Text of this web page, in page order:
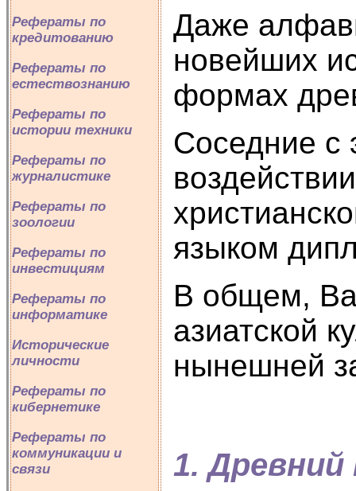
Рефераты по
кредитованию
Рефераты по
естествознанию
Рефераты по
истории техники
Рефераты по
журналистике
Рефераты по
зоологии
Рефераты по
инвестициям
Рефераты по
информатике
Исторические
личности
Рефераты по
кибернетике
Рефераты по
коммуникации и
связи
Даже
новейших
формах
Соседние с
языком
В общем,
азиатской
нынешней
1.